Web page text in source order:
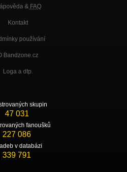
& FAQ
Kontakt
používání
Bandzone.cz
Loga a dtp.
skupin
47 031
fanoušků
227 086
v databázi
339 791